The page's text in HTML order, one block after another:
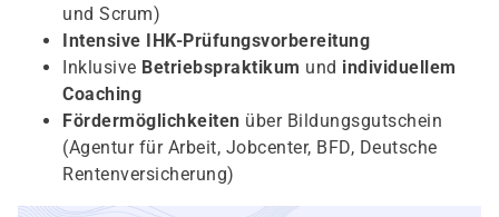
und Scrum)
Intensive IHK-Prüfungsvorbereitung
Inklusive Betriebspraktikum und individuellem
Coaching
Fördermöglichkeiten über Bildungsgutschein
(Agentur für Arbeit, Jobcenter, BFD, Deutsche
Rentenversicherung)